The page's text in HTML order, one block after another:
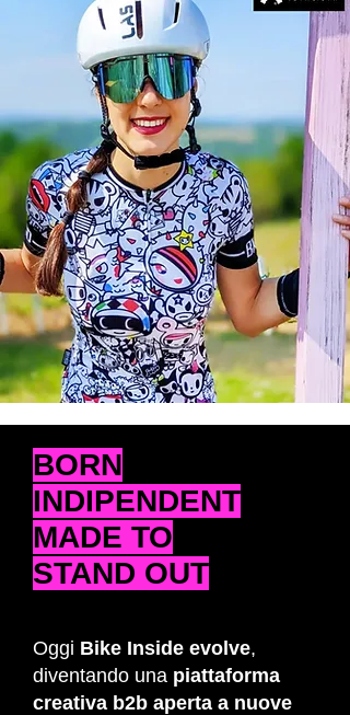
BORN
INDIPENDENT
MADE TO
STAND OUT
Oggi Bike Inside evolve,
diventando una piattaforma
creativa b2b aperta a nuove